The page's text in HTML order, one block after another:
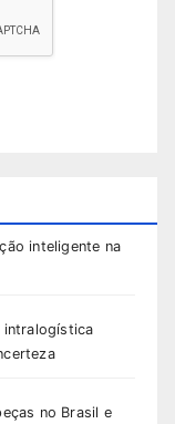
inteligente na
intralogística
no Brasil e